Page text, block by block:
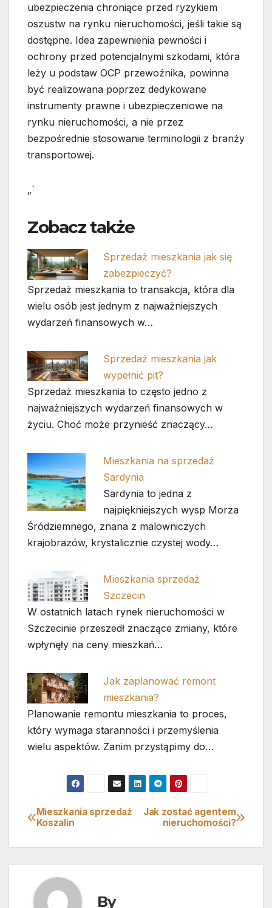
ubezpieczenia chroniące przed ryzykiem
oszustw na rynku nieruchomości, jeśli takie są
dostępne. Idea zapewnienia pewności i
ochrony przed potencjalnymi szkodami, która
leży u podstaw OCP przewoźnika, powinna
być realizowana poprzez dedykowane
instrumenty prawne i ubezpieczeniowe na
rynku nieruchomości, a nie przez
bezpośrednie stosowanie terminologii z branży
transportowej.
„`
Zobacz także
Sprzedaż mieszkania jak się
zabezpieczyć?
Sprzedaż mieszkania to transakcja, która dla
wielu osób jest jednym z najważniejszych
wydarzeń finansowych w…
Sprzedaż mieszkania jak
wypełnić pit?
Sprzedaż mieszkania to często jedno z
najważniejszych wydarzeń finansowych w
życiu. Choć może przynieść znaczący…
Mieszkania na sprzedaż
Sardynia
Sardynia to jedna z
najpiękniejszych wysp Morza
Śródziemnego, znana z malowniczych
krajobrazów, krystalicznie czystej wody…
Mieszkania sprzedaż
Szczecin
W ostatnich latach rynek nieruchomości w
Szczecinie przeszedł znaczące zmiany, które
wpłynęły na ceny mieszkań…
Jak zaplanować remont
mieszkania?
Planowanie remontu mieszkania to proces,
który wymaga staranności i przemyślenia
wielu aspektów. Zanim przystąpimy do…
Nawigacja
wpisu
Jak zostać agentem
nieruchomości?
Mieszkania sprzedaż
Koszalin
By